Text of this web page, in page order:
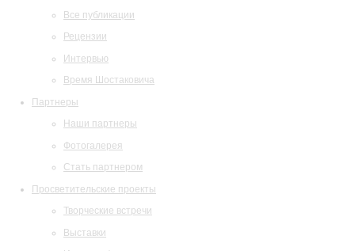
Все публикации
Рецензии
Интервью
Время Шостаковича
Партнеры
Наши партнеры
Фотогалерея
Стать партнером
Просветительские проекты
Творческие встречи
Выставки